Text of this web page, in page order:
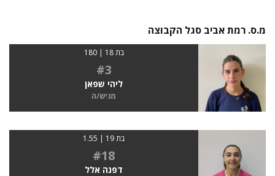
מ.ס. רמת אביב סגל הקבוצה
בת 18 | 180
#3
ליהי שפאן
מגיש/ה
בת 19 | 1.55
#18
דפנה אלל